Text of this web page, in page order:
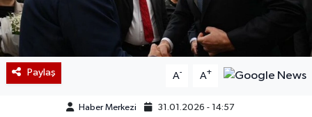
Paylaş A- A+
Haber Merkezi 31.01.2026 - 14:57